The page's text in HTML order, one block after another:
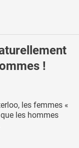
!
les femmes «
les hommes